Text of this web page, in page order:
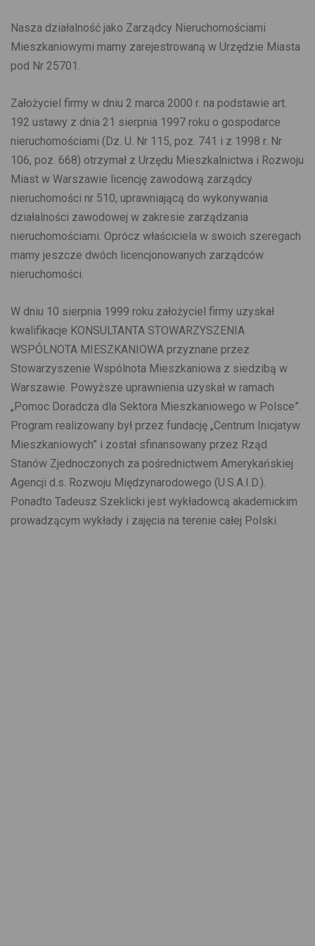
Nasza działalność jako Zarządcy Nieruchomościami
Mieszkaniowymi mamy zarejestrowaną w Urzędzie Miasta
pod Nr 25701.
Założyciel firmy w dniu 2 marca 2000 r. na podstawie art.
192 ustawy z dnia 21 sierpnia 1997 roku o gospodarce
nieruchomościami (Dz. U. Nr 115, poz. 741 i z 1998 r. Nr
106, poz. 668) otrzymał z Urzędu Mieszkalnictwa i Rozwoju
Miast w Warszawie licencję zawodową zarządcy
nieruchomości nr 510, uprawniającą do wykonywania
działalności zawodowej w zakresie zarządzania
nieruchomościami. Oprócz właściciela w swoich szeregach
mamy jeszcze dwóch licencjonowanych zarządców
nieruchomości.
W dniu 10 sierpnia 1999 roku założyciel firmy uzyskał
kwalifikacje KONSULTANTA STOWARZYSZENIA
WSPÓLNOTA MIESZKANIOWA przyznane przez
Stowarzyszenie Wspólnota Mieszkaniowa z siedzibą w
Warszawie. Powyższe uprawnienia uzyskał w ramach
„Pomoc Doradcza dla Sektora Mieszkaniowego w Polsce”.
Program realizowany był przez fundację „Centrum Inicjatyw
Mieszkaniowych” i został sfinansowany przez Rząd
Stanów Zjednoczonych za pośrednictwem Amerykańskiej
Agencji d.s. Rozwoju Międzynarodowego (U.S.A.I.D.).
Ponadto Tadeusz Szeklicki jest wykładowcą akademickim
prowadzącym wykłady i zajęcia na terenie całej Polski.